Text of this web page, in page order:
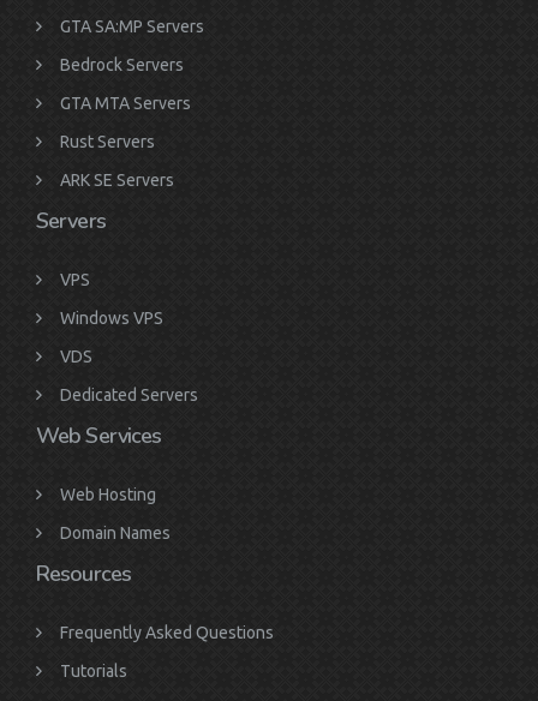
GTA SA:MP Servers
Bedrock Servers
GTA MTA Servers
Rust Servers
ARK SE Servers
Servers
VPS
Windows VPS
VDS
Dedicated Servers
Web Services
Web Hosting
Domain Names
Resources
Frequently Asked Questions
Tutorials